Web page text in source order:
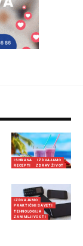
ISHRANA
IZDVAJAMO
RECEPTI
ZDRAV ŽIVOT
IZDVAJAMO
PRAKTIČNI SAVETI
TEHNOLOGIJA
ZANIMLJIVOSTI